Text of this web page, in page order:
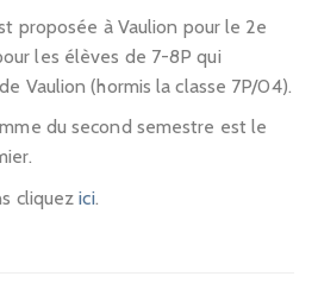
proposée à Vaulion pour le 2e
les élèves de 7-8P qui
Vaulion (hormis la classe 7P/04).
du second semestre est le
cliquezici.